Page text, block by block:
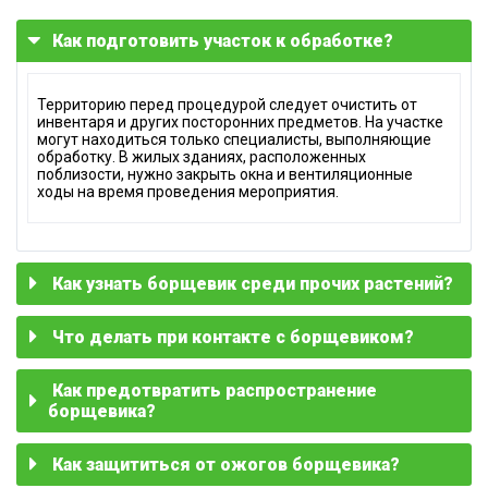
Как подготовить участок к обработке?
Территорию перед процедурой следует очистить от
инвентаря и других посторонних предметов. На участке
могут находиться только специалисты, выполняющие
обработку. В жилых зданиях, расположенных
поблизости, нужно закрыть окна и вентиляционные
ходы на время проведения мероприятия.
Как узнать борщевик среди прочих растений?
Этот сорняк обладает достаточно крупными листьями с
стеблем с характерными фиолетовыми пятнами. Высота
растения может достигать двух метров. Цветки
борщевика напоминают по форме зонтики и окрашены в
белый или зеленоватый цвет.
Что делать при контакте с борщевиком?
Если сок растения попал на открытую кожу, это место
необходимо тщательно вымыть водой с мылом. В
случае ожога требуется медицинская помощь,
вскрывать волдыри самостоятельно нельзя.
Как предотвратить распространение
борщевика?
Чтобы сорняк не распространялся на участке, требуется
Как защититься от ожогов борщевика?